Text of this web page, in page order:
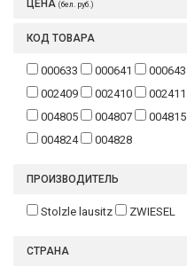
Декор
Бренды
ЦЕНА (бел. руб.)
КОД ТОВАРА
000633 000641 000643
002409
002410 002411
004805
004807 004815
004824
004828
ПРОИЗВОДИТЕЛЬ
Stolzle lausitz ZWIESEL
СТРАНА